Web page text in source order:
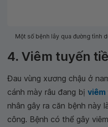
Một số bệnh lây qua đường tình
4. Viêm tuyến
Đau vùng xương chậu ở
cánh mày râu đang bị
nhân gây ra căn bệnh này
công. Bệnh có thể gây